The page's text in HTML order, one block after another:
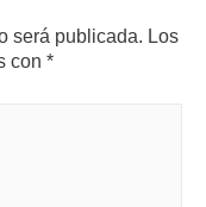
será publicada. Los
con *